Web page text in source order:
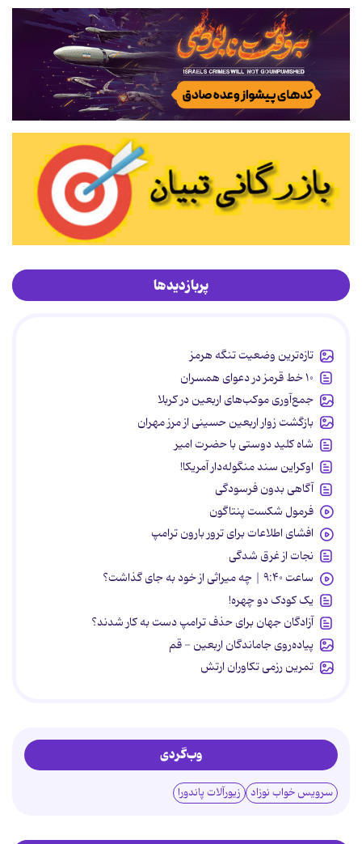
پربازدیدها
تازه‌ترین وضعیت تنگه هرمز
۱۰ خط قرمز در دعوای همسران
جمع‌آوری موکب‌های اربعین در کربلا
بازگشت زوار اربعین حسینی از مرز مهران
شاه کلید دوستی با حضرت امیر
اوکراین سند منگوله‌دار آمریکا!
آگاهی بدون فرسودگی
فرمول شکست پنتاگون
افشای اطلاعات برای ترور بارون ترامپ
نجات از غرق شدگی
ساعت ۹:۴۰ | چه میراثی از خود به جای گذاشت؟
یک کودک دو چهره!
آزادگان جهان برای حذف ترامپ دست به کار شدند؟
پیاده‌روی جاماندگان اربعین - قم
تمرین رزمی تکاوران ارتش
وب‌گردی
سرویس خواب نوزاد زیورآلات پاندورا